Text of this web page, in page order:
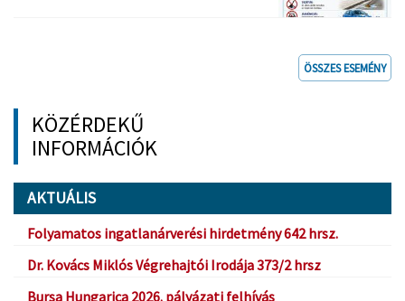
ÖSSZES ESEMÉNY
KÖZÉRDEKŰ
INFORMÁCIÓK
AKTUÁLIS
Folyamatos ingatlanárverési hirdetmény 642 hrsz.
Dr. Kovács Miklós Végrehajtói Irodája 373/2 hrsz
Bursa Hungarica 2026. pályázati felhívás